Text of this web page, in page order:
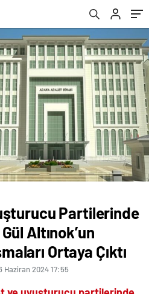
Partilerinde
Altınok’un
Ortaya Çıktı
Haziran 2024 17:55